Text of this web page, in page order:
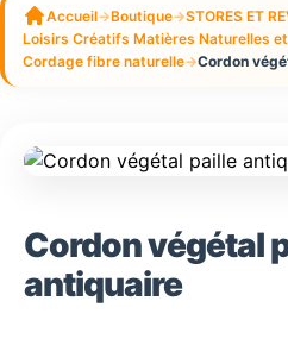
Accueil→Boutique→STORES ET
Loisirs Créatifs Matières Naturelles
Cordage fibre naturelle→Cordon
Cordon végétal
antiquaire